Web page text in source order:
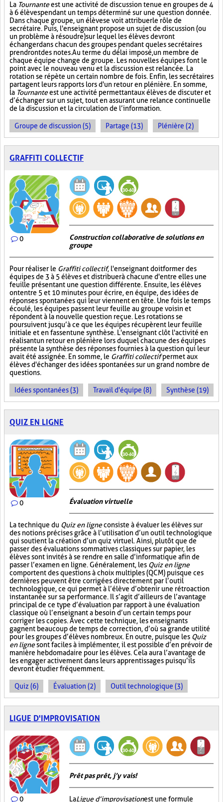
La Tournanteest une activité de discussion tenue en groupes de 4
à 6 élèves pendant un temps déterminé sur une question donnée.
Dans chaque groupe, un élève se voit attribuer le rôle de
secrétaire. Puis, l'enseignant propose un sujet de discussion (ou
un problème à résoudre) sur lequel les élèves devront
échanger dans chacun des groupes pendant que les secrétaires
prendront des notes. Au terme du délai imposé, un membre de
chaque équipe change de groupe. Les nouvelles équipes font le
point avec le nouveau venu et la discussion est relancée. La
rotation se répète un certain nombre de fois. Enfin, les secrétaires
partagent leurs rapports lors d'un retour en plénière. En somme,
la Tournanteest une activité permettant aux élèves de discuter et
d’échanger sur un sujet, tout en assurant une relance continuelle
de la discussion et la circulation de l’information.
Groupe de discussion (5) Partage (13) Plénière (2)
GRAFFITI COLLECTIF
0
Construction collaborative de solutions en
groupe
Pour réaliser le Graffiti collectif, l'enseignant doit former des
équipes de 3 à 5 élèves et distribuer à chacune d'entre elles une
feuille présentant une question différente. Ensuite, les élèves
ont entre 5 et 10 minutes pour écrire, en équipe, des idées de
réponses spontanées qui leur viennent en tête. Une fois le temps
écoulé, les équipes passent leur feuille au groupe voisin et
répondent à la nouvelle question reçue. Les rotations se
poursuivent jusqu’à ce que les équipes récupèrent leur feuille
initiale et en fassent une synthèse. L'enseignant clôt l'activité en
réalisant un retour en plénière lors duquel chacune des équipes
présente la synthèse des réponses fournies à la question qui leur
avait été assignée. En somme, le Graffiti collectifpermet aux
élèves d'échanger des idées spontanées sur un grand nombre de
questions.
Idées spontanées (3) Travail d'équipe (8) Synthèse (19)
QUIZ EN LIGNE
0 Évaluation virtuelle
La technique du Quiz en ligneconsiste à évaluer les élèves sur
des notions précises grâce à l’utilisation d’un outil technologique
qui soutient la création d’un quiz virtuel. Ainsi, plutôt que de
passer des évaluations sommatives classiques sur papier, les
élèves sont invités à se rendre en salle d’informatique afin de
passer l’examen en ligne. Généralement, les Quiz en ligne
comportent des questions à choix multiples (QCM) puisque ces
dernières peuvent être corrigées directement par l’outil
technologique, ce qui permet à l’élève d’obtenir une rétroaction
instantanée sur sa performance. Il s’agit d’ailleurs de l’avantage
principal de ce type d’évaluation par rapport à une évaluation
classique où l’enseignant a besoin d’un certain temps pour
corriger les copies. Avec cette technique, les enseignants
gagnent beaucoup de temps de correction, d’où sa grande utilité
pour les groupes d’élèves nombreux. En outre, puisque les Quiz
en lignesont faciles à implémenter, il est possible d’en prévoir de
manière hebdomadaire pour les élèves. Cela aura l’avantage de
les engager activement dans leurs apprentissages puisqu’ils
devront étudier fréquemment.
Quiz (6) Évaluation (2) Outil technologique (3)
LIGUE D'IMPROVISATION
0
Prêt pas prêt, j’y vais!
LaLigue d’improvisationest une formule